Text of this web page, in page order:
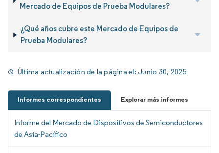
Mercado de Equipos de Prueba Modulares?
¿Qué años cubre este Mercado de Equipos de
Prueba Modulares?
Última actualización de la página el:Junio 30, 2025
Informes correspondientes Explorar más informes
Informe del Mercado de Dispositivos de Semiconductores
de Asia-Pacífico